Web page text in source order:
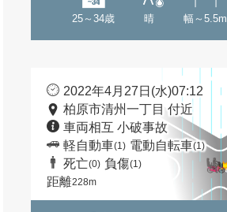
25～34歳 晴 幅～5.5m
2022年4月27日(水)07:12
柏原市清州一丁目 付近
車両相互 小破事故
軽自動車(1) 電動自転車(1)
死亡(0) 負傷(1)
距離228m